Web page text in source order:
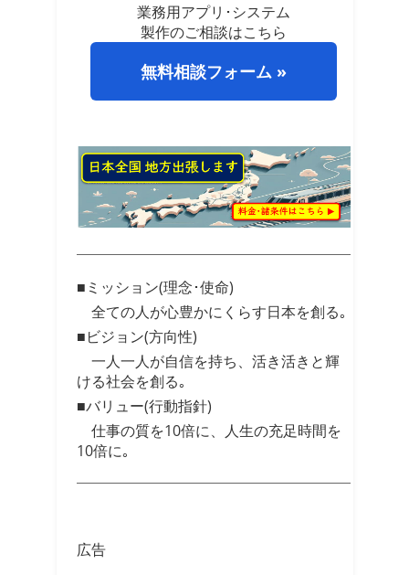
業務用アプリ･システム
製作のご相談はこちら
無料相談フォーム »
■ミッション(理念･使命)
全ての人が心豊かにくらす日本を創る｡
■ビジョン(方向性)
一人一人が自信を持ち、活き活きと輝
ける社会を創る｡
■バリュー(行動指針)
仕事の質を10倍に、人生の充足時間を
10倍に｡
広告